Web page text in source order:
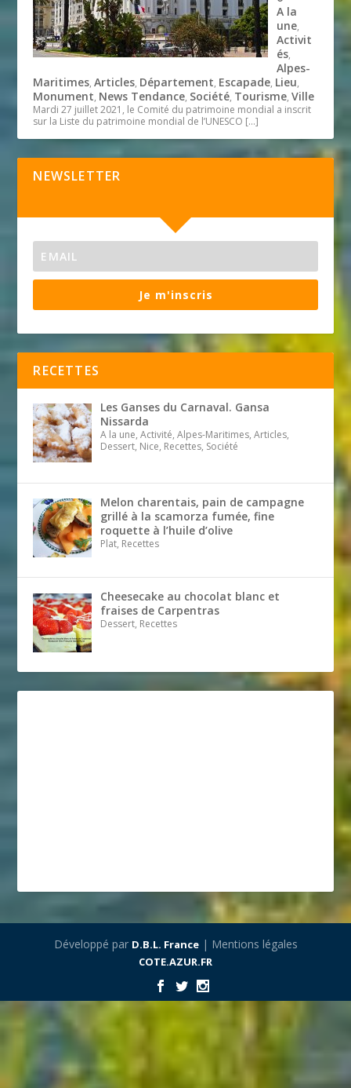
A la
une,
Activit
és,
Alpes-
Maritimes,Articles, Département, Escapade, Lieu,
Monument, News Tendance, Société, Tourisme,Ville
Mardi 27 juillet 2021, le Comité du patrimoine mondial a inscrit
sur la Liste du patrimoine mondial de l’UNESCO […]
NEWSLETTER
Je m'inscris
RECETTES
Les Ganses du Carnaval. Gansa
Nissarda
A la une, Activité, Alpes-Maritimes, Articles,
Dessert, Nice, Recettes, Société
Melon charentais, pain de campagne
grillé à la scamorza fumée, fine
roquette à l’huile d’olive
Plat, Recettes
Cheesecake au chocolat blanc et
fraises de Carpentras
Dessert, Recettes
Développé par D.B.L. France| Mentions légales
COTE.AZUR.FR